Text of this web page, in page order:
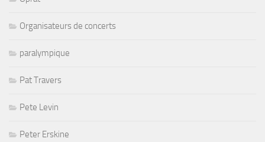
Organisateurs de concerts
paralympique
Pat Travers
Pete Levin
Peter Erskine